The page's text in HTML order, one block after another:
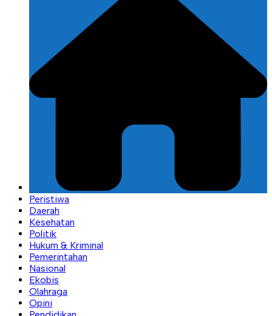
Peristiwa
Daerah
Kesehatan
Politik
Hukum & Kriminal
Pemerintahan
Nasional
Ekobis
Olahraga
Opini